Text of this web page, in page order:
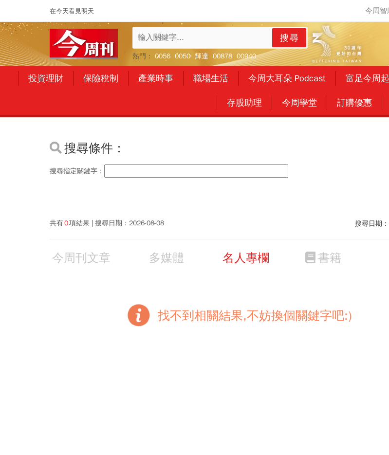
在今天看見明天
搜尋
熱門： 0056 0050 輝達 00878 00940
投資理財 保險稅制 產業時事 職場生活 今周大耳朵 Podcast 富足今周起
存股助理 今周學堂 訂購優惠
搜尋條件：
搜尋指定關鍵字：
共有0項結果 搜尋日期： 2026-08-08 搜尋日期：
今周刊文章 多媒體 名人專欄 書籍
找不到相關結果,不妨換個關鍵字吧:)